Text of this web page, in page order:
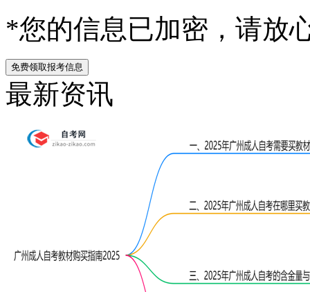
*您的信息已加密，请放
免费领取报考信息
最新资讯